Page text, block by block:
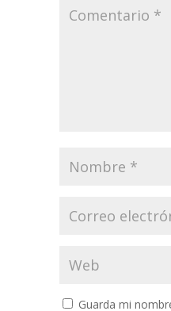
Guarda mi